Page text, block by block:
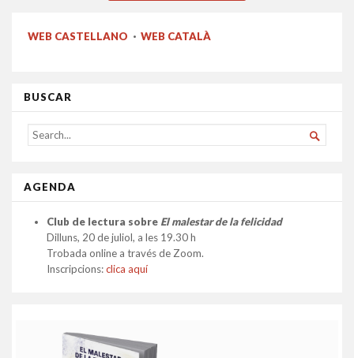
WEB CASTELLANO · WEB CATALÀ
BUSCAR
SEARCH
FOR...

AGENDA
Club de lectura sobre El malestar de la felicidad
Dilluns, 20 de juliol, a les 19.30 h
Trobada online a través de Zoom.
Inscripcions:clica aquí